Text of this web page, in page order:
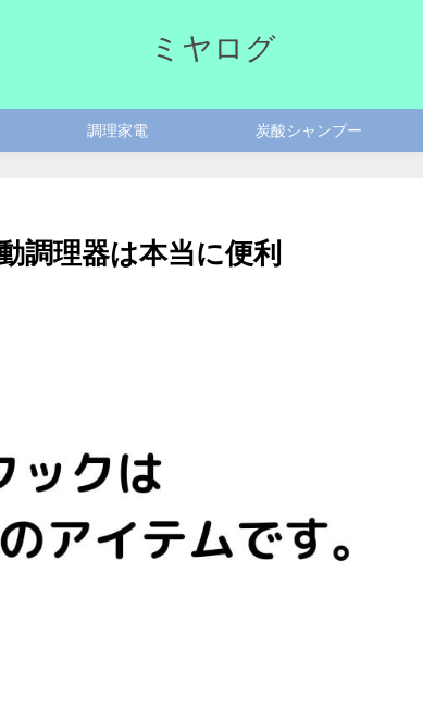
ミヤログ
調理家電 炭酸シャンプー
調理器は本当に便利